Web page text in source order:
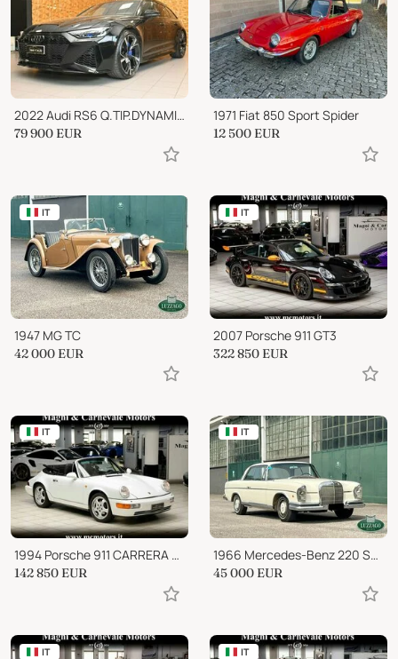
2022 Audi RS6 Q.TIP.DYNAMIC PLUS
79 900 EUR
1971 Fiat 850 Sport Spider
12 500 EUR
IT
1947 MG TC
42 000 EUR
IT
2007 Porsche 911 GT3
322 850 EUR
IT
1994 Porsche 911 CARRERA 4 CABRIO
142 850 EUR
IT
1966 Mercedes-Benz 220 SEB Coupé
45 000 EUR
IT IT